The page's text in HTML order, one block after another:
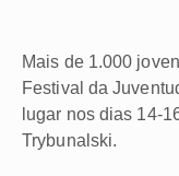
Mais de 1.000
Festival da
lugar nos dias 14-
Trybunalski.